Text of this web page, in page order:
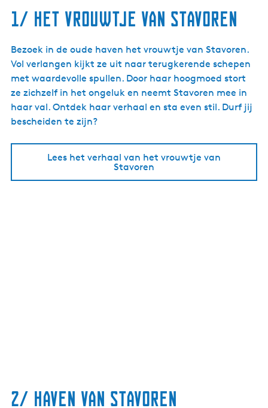
1/ Het Vrouwtje van Stavoren
Bezoek in de oude haven het vrouwtje van Stavoren.
Vol verlangen kijkt ze uit naar terugkerende schepen
met waardevolle spullen. Door haar hoogmoed stort
ze zichzelf in het ongeluk en neemt Stavoren mee in
haar val. Ontdek haar verhaal en sta even stil. Durf jij
bescheiden te zijn?
Lees het verhaal van het vrouwtje van
Stavoren
2/ Haven van Stavoren